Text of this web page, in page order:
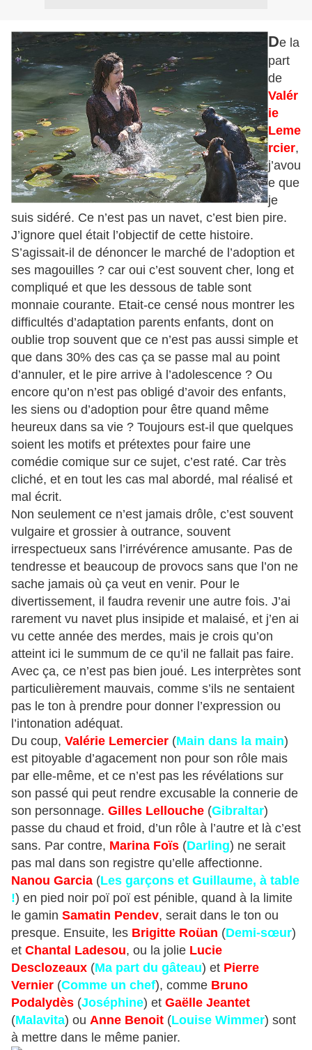
De la
part
de
Valér
ie
Leme
rcier,
j’avou
e que
je
suis sidéré. Ce n’est pas un navet, c’est bien pire.
J’ignore quel était l’objectif de cette histoire.
S’agissait-il de dénoncer le marché de l’adoption et
ses magouilles ? car oui c’est souvent cher, long et
compliqué et que les dessous de table sont
monnaie courante. Etait-ce censé nous montrer les
difficultés d’adaptation parents enfants, dont on
oublie trop souvent que ce n’est pas aussi simple et
que dans 30% des cas ça se passe mal au point
d’annuler, et le pire arrive à l’adolescence ? Ou
encore qu’on n’est pas obligé d’avoir des enfants,
les siens ou d’adoption pour être quand même
heureux dans sa vie ? Toujours est-il que quelques
soient les motifs et prétextes pour faire une
comédie comique sur ce sujet, c’est raté. Car très
cliché, et en tout les cas mal abordé, mal réalisé et
mal écrit.
Non seulement ce n’est jamais drôle, c’est souvent
vulgaire et grossier à outrance, souvent
irrespectueux sans l’irrévérence amusante. Pas de
tendresse et beaucoup de provocs sans que l’on ne
sache jamais où ça veut en venir. Pour le
divertissement, il faudra revenir une autre fois. J’ai
rarement vu navet plus insipide et malaisé, et j’en ai
vu cette année des merdes, mais je crois qu’on
atteint ici le summum de ce qu’il ne fallait pas faire.
Avec ça, ce n’est pas bien joué. Les interprètes sont
particulièrement mauvais, comme s’ils ne sentaient
pas le ton à prendre pour donner l’expression ou
l’intonation adéquat.
Du coup, Valérie Lemercier (Main dans la main)
est pitoyable d’agacement non pour son rôle mais
par elle-même, et ce n’est pas les révélations sur
son passé qui peut rendre excusable la connerie de
son personnage. Gilles Lellouche (Gibraltar)
passe du chaud et froid, d’un rôle à l’autre et là c’est
sans. Par contre, Marina Foïs (Darling) ne serait
pas mal dans son registre qu’elle affectionne.
Nanou Garcia (Les garçons et Guillaume, à table
!) en pied noir poï poï est pénible, quand à la limite
le gamin Samatin Pendev, serait dans le ton ou
presque. Ensuite, les Brigitte Roüan (Demi-sœur)
et Chantal Ladesou, ou la jolie Lucie
Desclozeaux (Ma part du gâteau) et Pierre
Vernier (Comme un chef), comme Bruno
Podalydès (Joséphine) et Gaëlle Jeantet
(Malavita) ou Anne Benoit (Louise Wimmer) sont
à mettre dans le même panier.